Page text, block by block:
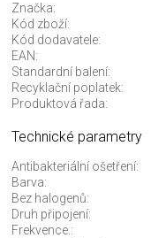
Značka:
Kód zboží:
Kód dodavatele:
EAN:
Standardní balení:
Recyklační poplatek:
Produktová řada:
Technické parametry
Antibakteriální ošetření:
Barva:
Bez halogenů:
Druh připojení:
Frekvence.: